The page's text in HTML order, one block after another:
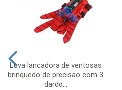
Luva lancadora de ventosas
brinquedo de precisao com 3
dardo...